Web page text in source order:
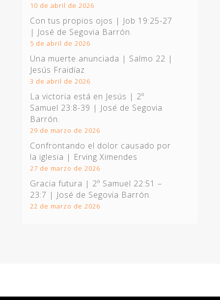
10 de abril de 2026
Con tus propios ojos | Job 19:25-27
| José de Segovia Barrón.
5 de abril de 2026
Una muerte anunciada | Salmo 22 |
Jesús Fraidíaz
3 de abril de 2026
La victoria está en Jesús | 2º
Samuel 23:8-39 | José de Segovia
Barrón.
29 de marzo de 2026
Confrontando el dolor causado por
la iglesia | Erving Ximendes
27 de marzo de 2026
Gracia futura | 2º Samuel 22:51 –
23:7 | José de Segovia Barrón.
22 de marzo de 2026